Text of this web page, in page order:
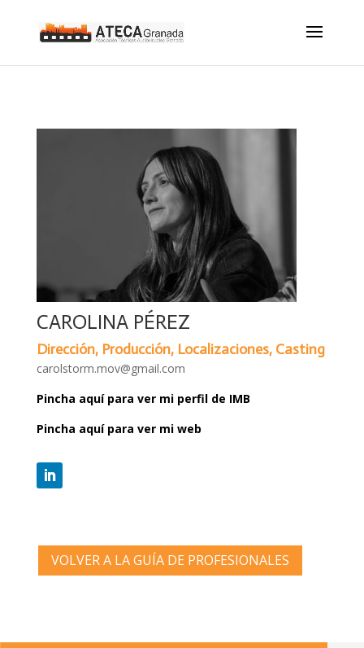
CAROLINA PÉREZ
Dirección, Producción, Localizaciones, Casting
carolstorm.mov@gmail.com
Pincha aquí para ver mi perfil de IMB
Pincha aquí para ver mi web
VOLVER A LA GUÍA DE PROFESIONALES